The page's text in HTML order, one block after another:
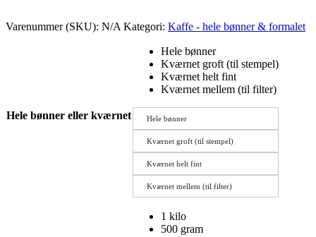
Varenummer (SKU): N/A Kategori: Kaffe - hele bønner & formalet
Hele bønner eller kværnet
Hele bønner
Kværnet groft (til stempel)
Kværnet helt fint
Kværnet mellem (til filter)
Hele bønner
Kværnet groft (til stempel)
Kværnet helt fint
Kværnet mellem (til filter)
1 kilo
500 gram